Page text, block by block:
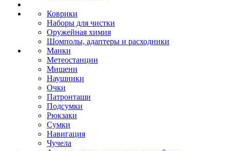
Коврики
Наборы для чистки
Оружейная химия
Шомполы, адаптеры и расходники
Манки
Метеостанции
Мишени
Наушники
Очки
Патронташи
Подсумки
Рюкзаки
Сумки
Навигация
Чучела